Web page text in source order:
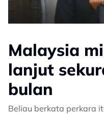
Malaysia
lanjut
bulan
Beliau berkata perkara